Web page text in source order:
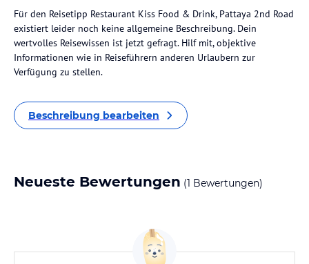
Für den Reisetipp Restaurant Kiss Food & Drink, Pattaya 2nd Road
existiert leider noch keine allgemeine Beschreibung. Dein
wertvolles Reisewissen ist jetzt gefragt. Hilf mit, objektive
Informationen wie in Reiseführern anderen Urlaubern zur
Verfügung zu stellen.
Beschreibung bearbeiten
Neueste Bewertungen (1 Bewertungen)